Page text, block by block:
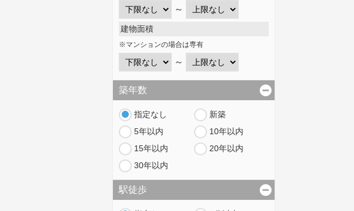
～
建物面積
※マンションの場合は専有
～
築年数
指定なし
新築
5年以内
10年以内
15年以内
20年以内
30年以内
駅徒歩